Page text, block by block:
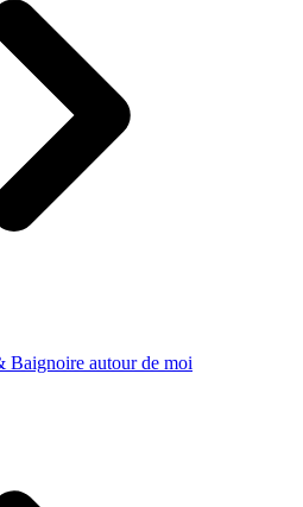
Baignoire autour de moi